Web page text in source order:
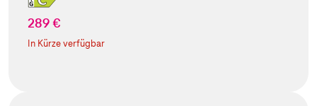
289 €
In Kürze verfügbar